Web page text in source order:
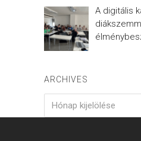
A digitális
ARCHIVES
Archives
Hónap kijelölése